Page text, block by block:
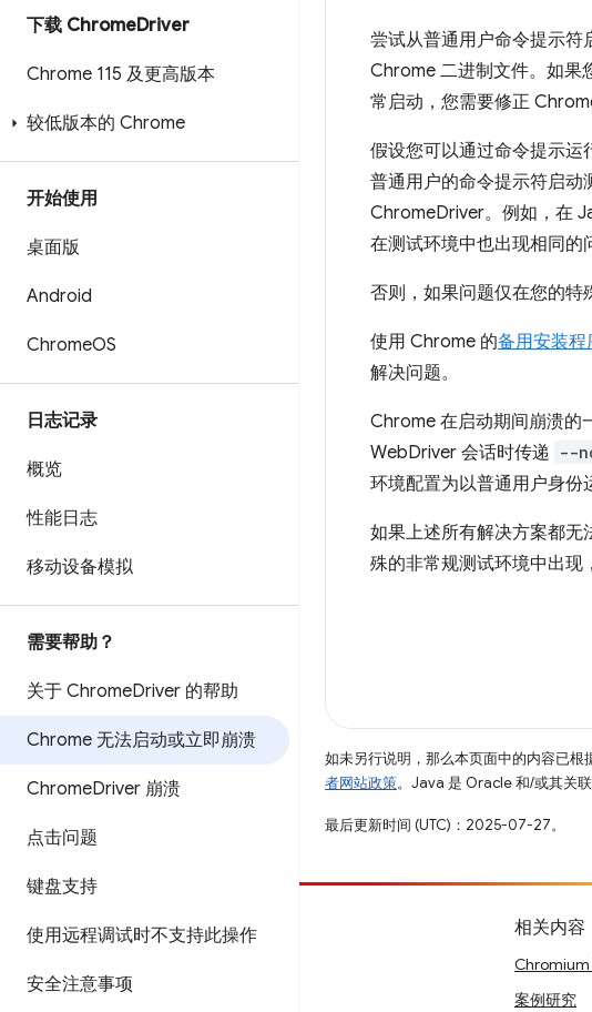
下载 ChromeDriver
Chrome 115 及更高版本
较低版本的 Chrome
开始使用
桌面版
Android
ChromeOS
日志记录
概览
性能日志
移动设备模拟
需要帮助？
关于 ChromeDriver 的帮助
Chrome 无法启动或立即崩溃
ChromeDriver 崩溃
点击问题
键盘支持
使用远程调试时不支持此操作
安全注意事项
尝试从普通用户命令提示符
Chrome 二进制文件。如果
常启动，您需要修正
假设您可以通过命令提示
普通用户的命令提示符启
ChromeDriver。例如，在
在测试环境中也出现相同的
否则，如果问题仅在您的特
使用 Chrome 的备用安装程
解决问题。
Chrome 在启动期间崩溃的
WebDriver 会话时传递 --
环境配置为以普通用户身份
如果上述所有解决方案都无
殊的非常规测试环境中出现
如未另行说明，那么本页面中的内容已根
者网站政策。Java 是 Oracle 和/或其关联
最后更新时间 (UTC)：2025-07-27。
参与
查看未处理完毕的问题
相关内容
Chromium
案例研究